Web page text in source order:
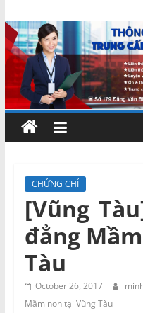
to
content
Chứng
chỉ
ngắn
hạn
–
Đào
tạo
CHỨNG CHỈ
[Vũng
đẳng
Tàu
October 26, 2017
Mầm non tại Vũng Tàu